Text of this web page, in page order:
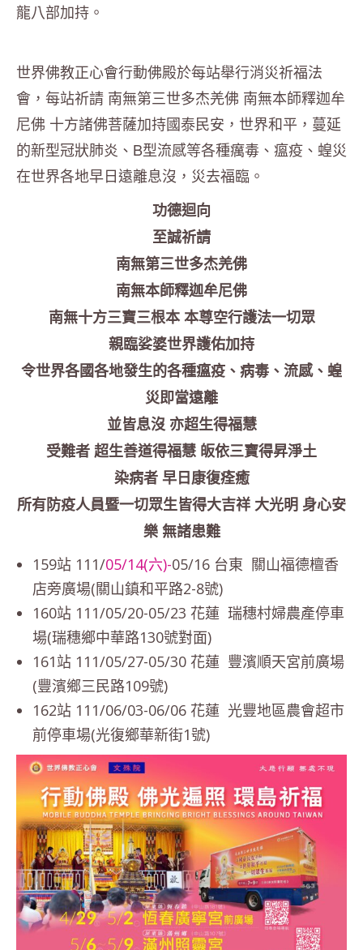
龍八部加持。
世界佛教正心會行動佛殿於每站舉行消災祈福法
會，每站祈請 南無第三世多杰羌佛 南無本師釋迦牟
尼佛 十方諸佛菩薩加持國泰民安，世界和平，蔓延
的新型冠狀肺炎、B型流感等各種癘毒、瘟疫、蝗災
在世界各地早日遠離息沒，災去福臨。
功德迴向
至誠祈請
南無第三世多杰羌佛
南無本師釋迦牟尼佛
南無十方三寶三根本 本尊空行護法一切眾
親臨娑婆世界護佑加持
令世界各國各地發生的各種瘟疫、病毒、流感、蝗
災即當遠離
並皆息沒 亦超生得福慧
受難者 超生善道得福慧 皈依三寶得昇淨土
染病者 早日康復痊癒
所有防疫人員暨一切眾生皆得大吉祥 大光明 身心安
樂 無諸患難
159站 111/05/14(六)-05/16 台東 關山福德檀香
店旁廣場(關山鎮和平路2-8號)
160站 111/05/20-05/23 花蓮 瑞穗村婦農產停車
場(瑞穗鄉中華路130號對面)
161站 111/05/27-05/30 花蓮 豐濱順天宮前廣場
(豐濱鄉三民路109號)
162站 111/06/03-06/06 花蓮 光豐地區農會超市
前停車場(光復鄉華新街1號)